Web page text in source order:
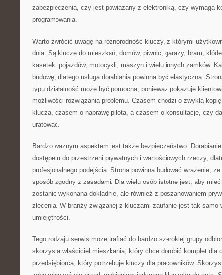
zabezpieczenia, czy jest powiązany z elektroniką, czy wymaga
programowania.
Warto zwrócić uwagę na różnorodność kluczy, z którymi
dnia. Są klucze do mieszkań, domów, piwnic, garaży, bram,
kasetek, pojazdów, motocykli, maszyn i wielu innych zamków.
budowę, dlatego usługa dorabiania powinna być elastyczna.
typu działalność może być pomocna, ponieważ pokazuje
możliwości rozwiązania problemu. Czasem chodzi o zwykłą
klucza, czasem o naprawę pilota, a czasem o konsultację, czy
uratować.
Bardzo ważnym aspektem jest także bezpieczeństwo.
dostępem do przestrzeni prywatnych i wartościowych rzeczy,
profesjonalnego podejścia. Strona powinna budować wrażenie, że
sposób zgodny z zasadami. Dla wielu osób istotne jest, aby
zostanie wykonana dokładnie, ale również z poszanowaniem
zlecenia. W branży związanej z kluczami zaufanie jest tak samo
umiejętności.
Tego rodzaju serwis może trafiać do bardzo szerokiej grupy
skorzysta właściciel mieszkania, który chce dorobić komplet dla
przedsiębiorca, który potrzebuje kluczy dla pracowników.